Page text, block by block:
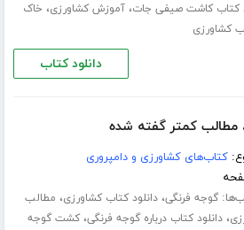
کتاب کاشت صیفی جات،آموزش کشاورزی، خاک
کشاورزی
دانلود کتاب
مطالب کمتر گفته شده
کتاب‌های کشاورزی و دامپروری
گوجه فرنگی،دانلود کتاب کشاورزی، مطالب
،دانلود کتاب درباره گوجه فرنگی،کشت گوجه